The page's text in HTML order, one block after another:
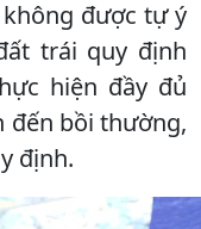
được tự ý
trái quy định
hiện đầy đủ
đến bồi thường,
định.